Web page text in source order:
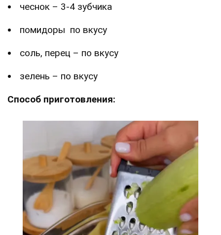
чеснок – 3-4 зубчика
помидоры по вкусу
соль, перец – по вкусу
зелень – по вкусу
Способ приготовления: